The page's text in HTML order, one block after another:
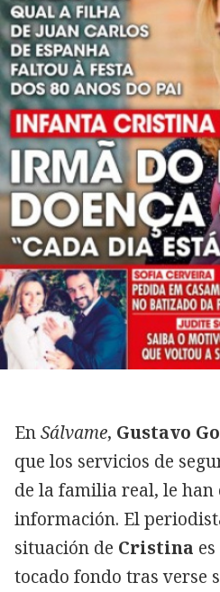
EnSálvame, Gustavo
que los servicios de
de la familia real, le
información. El
situación de Cristina
tocado fondo tras verse